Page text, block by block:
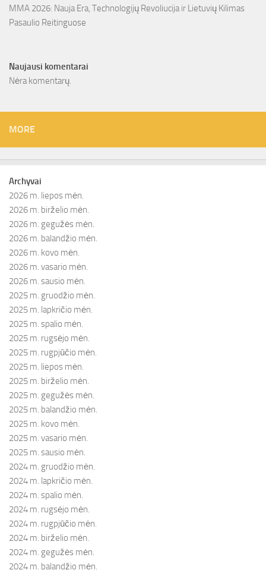
MMA 2026: Nauja Era, Technologijų Revoliucija ir Lietuvių Kilimas
Pasaulio Reitinguose
Naujausi komentarai
Nėra komentarų.
MORE
Archyvai
2026 m. liepos mėn.
2026 m. birželio mėn.
2026 m. gegužės mėn.
2026 m. balandžio mėn.
2026 m. kovo mėn.
2026 m. vasario mėn.
2026 m. sausio mėn.
2025 m. gruodžio mėn.
2025 m. lapkričio mėn.
2025 m. spalio mėn.
2025 m. rugsėjo mėn.
2025 m. rugpjūčio mėn.
2025 m. liepos mėn.
2025 m. birželio mėn.
2025 m. gegužės mėn.
2025 m. balandžio mėn.
2025 m. kovo mėn.
2025 m. vasario mėn.
2025 m. sausio mėn.
2024 m. gruodžio mėn.
2024 m. lapkričio mėn.
2024 m. spalio mėn.
2024 m. rugsėjo mėn.
2024 m. rugpjūčio mėn.
2024 m. birželio mėn.
2024 m. gegužės mėn.
2024 m. balandžio mėn.